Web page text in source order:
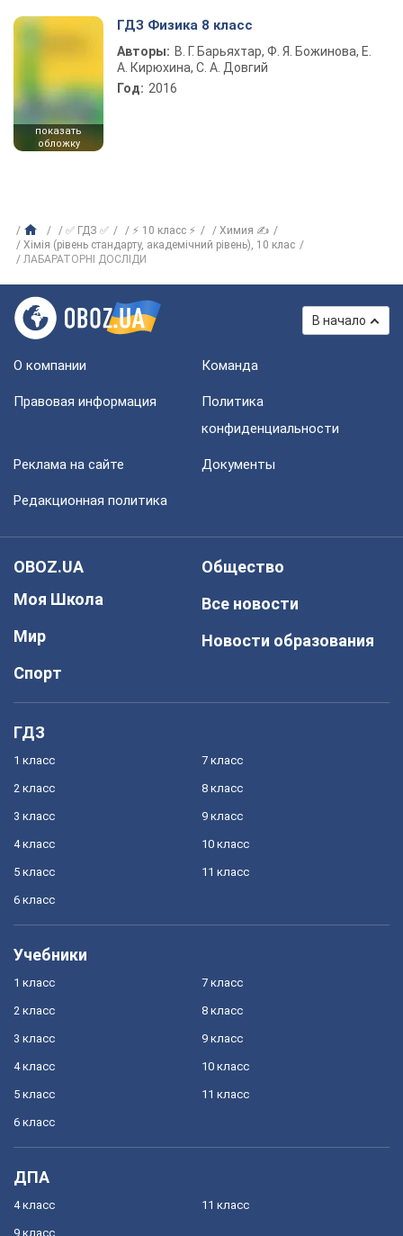
показать
обложку
ГДЗ Физика 8 класс
Авторы: В. Г. Барьяхтар, Ф. Я. Божинова, Е.
А. Кирюхина, С. А. Довгий
Год: 2016
✅ ГДЗ ✅ ⚡ 10 класс ⚡
Химия ✍
Хімія (рівень стандарту, академічний рівень), 10 клас
ЛАБАРАТОРНІ ДОСЛІДИ
В начало
О компании Команда
Правовая информация
Политика
конфиденциальности
Реклама на сайте Документы
Редакционная политика
OBOZ.UA
Моя Школа
Мир
Спорт
Общество
Все новости
Новости образования
ГДЗ
1 класс
2 класс
3 класс
4 класс
5 класс
6 класс
7 класс
8 класс
9 класс
10 класс
11 класс
Учебники
1 класс
2 класс
3 класс
4 класс
5 класс
6 класс
7 класс
8 класс
9 класс
10 класс
11 класс
ДПА
4 класс
9 класс
11 класс